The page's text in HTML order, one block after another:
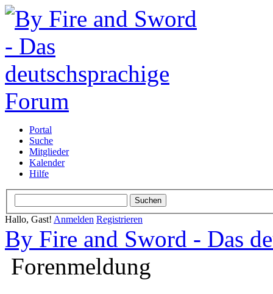
Portal
Suche
Mitglieder
Kalender
Hilfe
Hallo, Gast! Anmelden Registrieren
By Fire and Sword - Das
Forenmeldung